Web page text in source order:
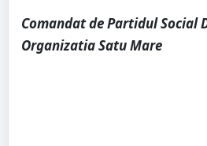
Comandat de Partidul Social
Organizatia Satu Mare